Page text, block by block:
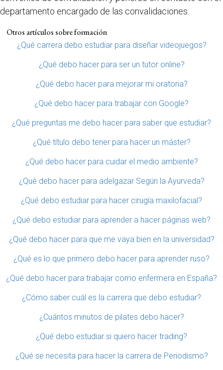
departamento encargado de las convalidaciones.
Otros artículos sobre formación
¿Qué carrera debo estudiar para diseñar videojuegos?
¿Qué debo hacer para ser un tutor online?
¿Qué debo hacer para mejorar mi oratoria?
¿Qué debo hacer para trabajar con Google?
¿Qué preguntas me debo hacer para saber que estudiar?
¿Qué título debo tener para hacer un máster?
¿Qué debo hacer para cuidar el medio ambiente?
¿Qué debo hacer para adelgazar Según la Ayurveda?
¿Qué debo estudiar para hacer cirugía maxilofacial?
¿Qué debo estudiar para aprender a hacer páginas web?
¿Qué debo hacer para que me vaya bien en la universidad?
¿Qué es lo que primero debo hacer para aprender ruso?
¿Qué debo hacer para trabajar como enfermera en España?
¿Cómo saber cuál es la carrera que debo estudiar?
¿Cuántos minutos de pilates debo hacer?
¿Qué debo estudiar si quiero hacer trading?
¿Qué se necesita para hacer la carrera de Periodismo?